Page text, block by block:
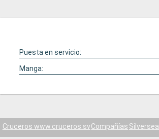
Puesta en servicio:
Manga:
Cruceros www.cruceros.svCompañías Silversea